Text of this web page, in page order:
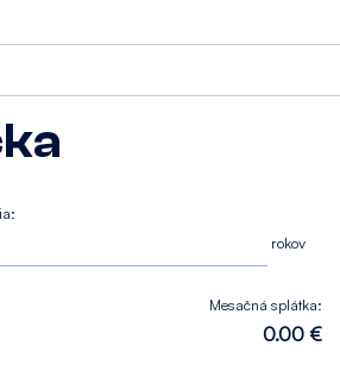
rokov
Mesačná splátka:
0.00 €